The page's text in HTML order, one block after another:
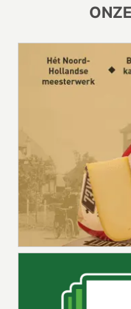
ONZE